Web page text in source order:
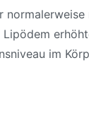
normalerweise
Lipödem
im